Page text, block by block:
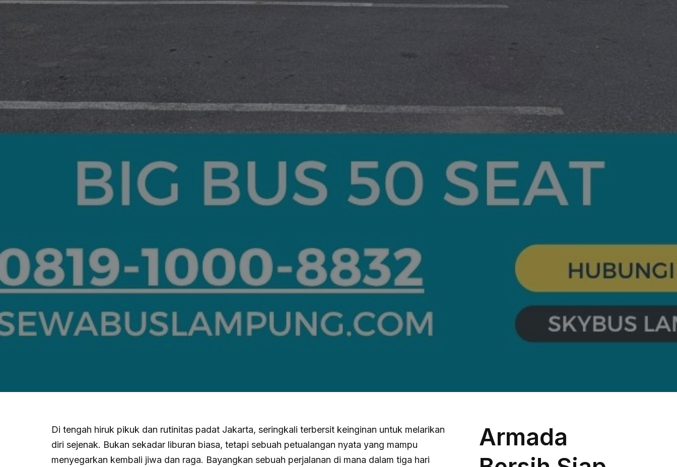
Di tengah hiruk pikuk dan rutinitas padat Jakarta, seringkali terbersit keinginan untuk melarikan
diri sejenak. Bukan sekadar liburan biasa, tetapi sebuah petualangan nyata yang mampu
menyegarkan kembali jiwa dan raga. Bayangkan sebuah perjalanan di mana dalam tiga hari
Armada